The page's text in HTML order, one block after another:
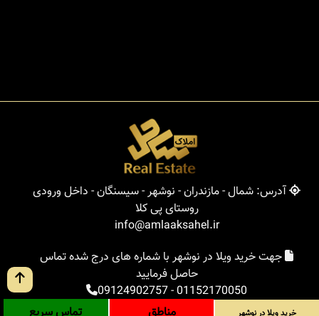
آدرس: شمال - مازندران - نوشهر - سیسنگان - داخل ورودی
روستای پی کلا
info@amlaaksahel.ir
جهت خرید ویلا در نوشهر با شماره های درج شده تماس
حاصل فرمایید
01152170050
-
09124902757
خرید ویلا در نوشهر